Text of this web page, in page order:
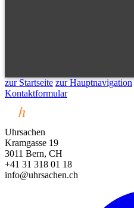
zur Startseite zur Hauptnavigation
Kontaktformular
Uhrsachen
Kramgasse 19
3011 Bern, CH
+41 31 318 01 18
info@uhrsachen.ch